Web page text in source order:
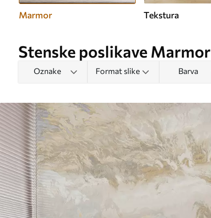
Marmor Tekstura
Stenske poslikave Marmor
Oznake Format slike Barva